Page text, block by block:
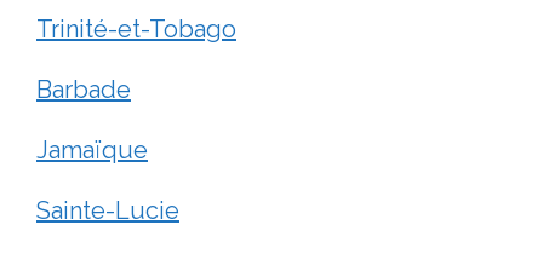
Trinité-et-Tobago
Barbade
Jamaïque
Sainte-Lucie